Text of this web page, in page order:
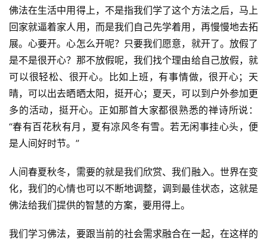
佛法在生活中用得上，不是指我们学了这个方法之后，马上
回家就逼着家人用，而是我们自己先学着用，再慢慢地去拓
展。心要开。心怎么开呢？只要我们愿意，就开了。放假了
是不是很开心？那不放假呢，我们找个理由给自己放假，就
可以很轻松、很开心。比如上班，有事情做，很开心；天
晴，可以出去晒晒太阳，挺开心；夏天，可以到户外参加更
多的活动，挺开心。正如那首大家都很熟悉的禅诗所说：
“春有百花秋有月，夏有凉风冬有雪。若无闲事挂心头，便
是人间好时节。”
人间春夏秋冬，需要的就是我们欣赏、我们融入。世界在变
化，我们的心情也可以不断地调整，调到最佳状态，这就是
佛法给我们提供的智慧的方案，要用得上。
我们学习佛法，要跟当前的社会需求融合在一起，在这样的